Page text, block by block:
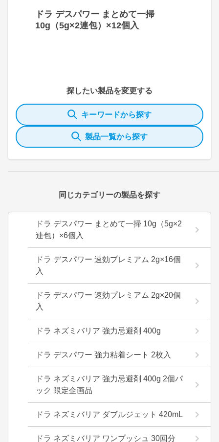
ドラ デスパワー まとめて一掃
10g（5g×2連包）×12個入
探したい製品を変更する
キーワードから探す
製品一覧から探す
同じカテゴリーの製品を探す
ドラ デスパワー まとめて一掃 10g（5g×2
連包）×6個入
ドラ デスパワー 速効プレミアム 2g×16個
入
ドラ デスパワー 速効プレミアム 2g×20個
入
ドラ ネズミバリア 強力忌避剤 400g
ドラ デスパワー 強力粘着シート 2枚入
ドラ ネズミバリア 強力忌避剤 400g 2個パ
ック 限定企画品
ドラ ネズミバリア ダブルジェット 420mL
ドラ ネズミバリア ワンプッシュ 30回分